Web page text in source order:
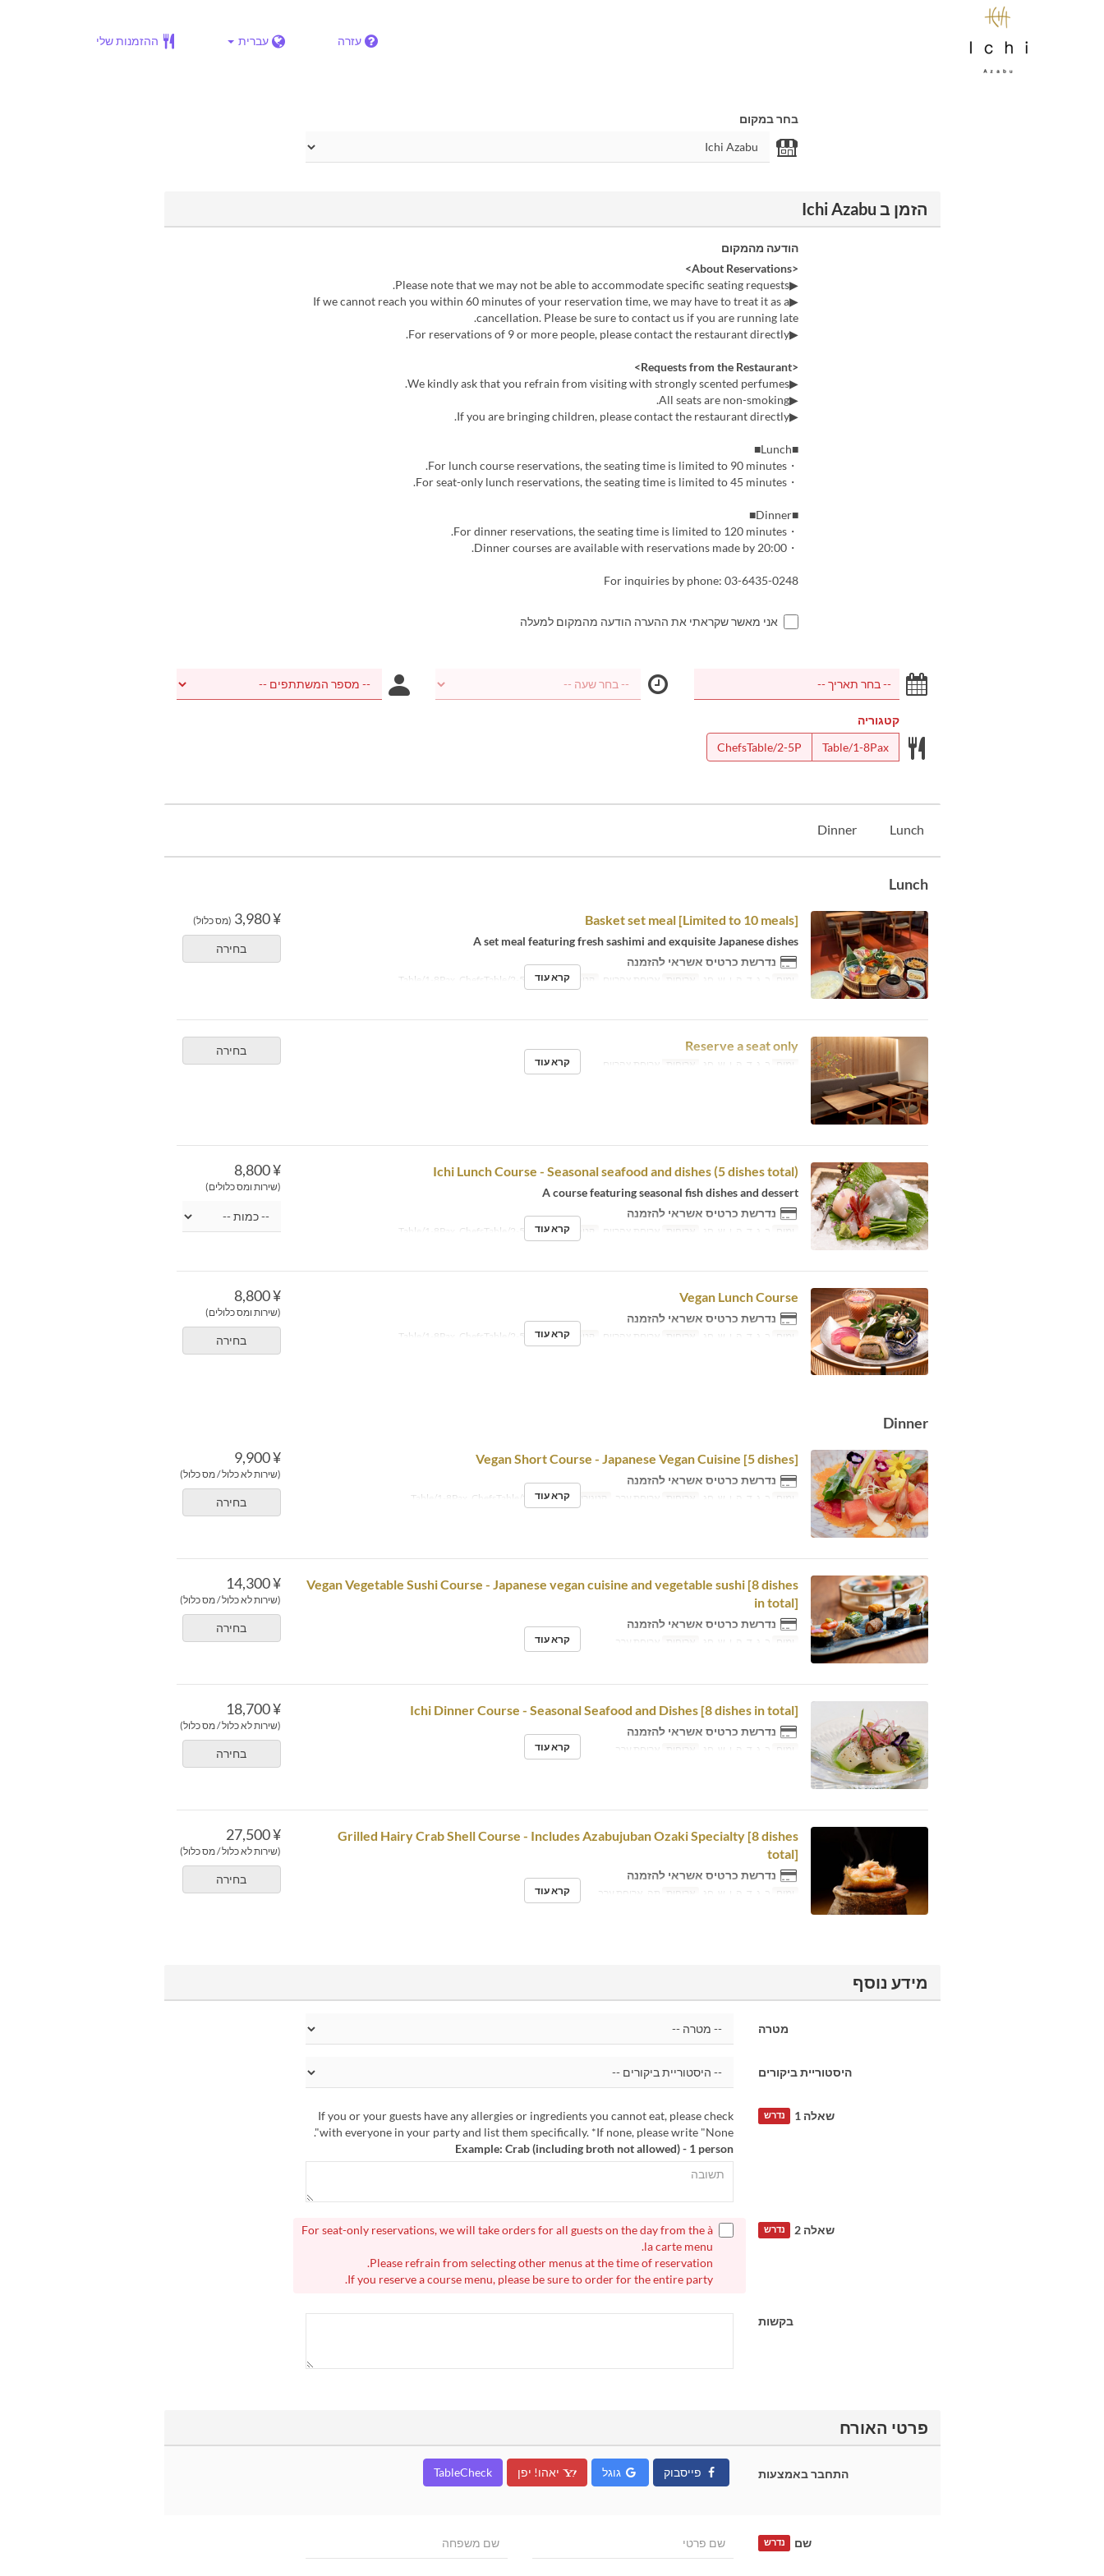
עזרה עברית ההזמנות שלי
בחר במקום
הזמן ב Ichi Azabu
הודעה מהמקום
<About Reservations>
▶Please note that we may not be able to accommodate specific seating requests.
▶If we cannot reach you within 60 minutes of your reservation time, we may have to treat it as a
cancellation. Please be sure to contact us if you are running late.
▶For reservations of 9 or more people, please contact the restaurant directly.
<Requests from the Restaurant>
▶We kindly ask that you refrain from visiting with strongly scented perfumes.
▶All seats are non-smoking.
▶If you are bringing children, please contact the restaurant directly.
■Lunch■
・For lunch course reservations, the seating time is limited to 90 minutes.
・For seat-only lunch reservations, the seating time is limited to 45 minutes.
■Dinner■
・For dinner reservations, the seating time is limited to 120 minutes.
・Dinner courses are available with reservations made by 20:00.
For inquiries by phone: 03-6435-0248
אני מאשר שקראתי את ההערה הודעה מהמקום למעלה
קטגוריה
Table/1-8Pax
ChefsTable/2-5P
Lunch
Dinner
Lunch
¥ 3,980
(מס כלול)
בחירה
Basket set meal [Limited to 10 meals]
A set meal featuring fresh sashimi and exquisite Japanese dishes
נדרשת כרטיס אשראי להזמנה
ימים ב, ג, ד, ה, ו, ש, חג ארוחות ארוחת צהריים קטגוריית מקום
קרא עוד
בחירה Reserve a seat only
ימים ב, ג, ד, ה, ו, ש, חג ארוחות ארוחת צהריים קרא עוד
¥ 8,800
(שירות ומס כלולים)
Ichi Lunch Course - Seasonal seafood and dishes (5 dishes total)
A course featuring seasonal fish dishes and dessert
נדרשת כרטיס אשראי להזמנה
ימים ב, ג, ד, ה, ו, ש, חג ארוחות ארוחת צהריים קטגוריית מקום
קרא עוד
¥ 8,800
(שירות ומס כלולים)
בחירה
Vegan Lunch Course
נדרשת כרטיס אשראי להזמנה
ימים ב, ג, ד, ה, ו, ש, חג ארוחות ארוחת צהריים קטגוריית מקום
קרא עוד
Dinner
¥ 9,900
(שירות לא כלול / מס כלול)
בחירה
Vegan Short Course - Japanese Vegan Cuisine [5 dishes]
נדרשת כרטיס אשראי להזמנה
ימים ב, ג, ד, ה, ו, ש, חג ארוחות ארוחת ערב קטגוריית מקום Table/1-8Pax, ChefsTable/2-5P
קרא עוד
¥ 14,300
(שירות לא כלול / מס כלול)
בחירה
Vegan Vegetable Sushi Course - Japanese vegan cuisine and vegetable sushi [8 dishes
in total]
נדרשת כרטיס אשראי להזמנה
ימים ב, ג, ד, ה, ו, ש, חג ארוחות ארוחת ערב קרא עוד
¥ 18,700
(שירות לא כלול / מס כלול)
בחירה
Ichi Dinner Course - Seasonal Seafood and Dishes [8 dishes in total]
נדרשת כרטיס אשראי להזמנה
ימים ב, ג, ד, ה, ו, ש, חג ארוחות ארוחת ערב קרא עוד
¥ 27,500
(שירות לא כלול / מס כלול)
בחירה
Grilled Hairy Crab Shell Course - Includes Azabujuban Ozaki Specialty [8 dishes
total]
נדרשת כרטיס אשראי להזמנה
ימים ב, ג, ד, ה, ו, ש, חג ארוחות תה, ארוחת ערב קרא עוד
מידע נוסף
מטרה
היסטוריית ביקורים
שאלה 1 נדרש
If you or your guests have any allergies or ingredients you cannot eat, please check
with everyone in your party and list them specifically. *If none, please write "None".
Example: Crab (including broth not allowed) - 1 person
שאלה 2 נדרש
For seat-only reservations, we will take orders for all guests on the day from the à
la carte menu.
Please refrain from selecting other menus at the time of reservation.
If you reserve a course menu, please be sure to order for the entire party.
בקשות
פרטי האורח
התחבר באמצעות פייסבוק גוגל יאהו! יפן TableCheck
שם נדרש